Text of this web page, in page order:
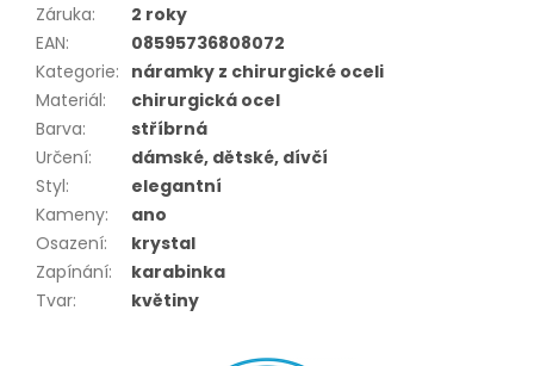
Záruka:
2 roky
EAN:
08595736808072
Kategorie: náramky z chirurgické oceli
Materiál:
chirurgická ocel
Barva:
stříbrná
Určení:
dámské, dětské, dívčí
Styl:
elegantní
Kameny:
ano
Osazení:
krystal
Zapínání:
karabinka
Tvar: květiny